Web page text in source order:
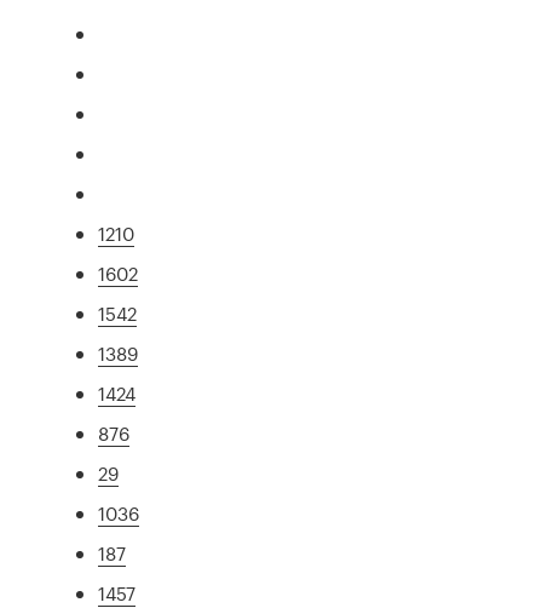
1210
1602
1542
1389
1424
876
29
1036
187
1457